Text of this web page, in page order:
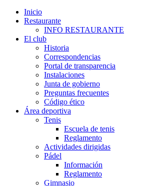
Inicio
Restaurante
INFO RESTAURANTE
El club
Historia
Correspondencias
Portal de transparencia
Instalaciones
Junta de gobierno
Preguntas frecuentes
Código ético
Área deportiva
Tenis
Escuela de tenis
Reglamento
Actividades dirigidas
Pádel
Información
Reglamento
Gimnasio